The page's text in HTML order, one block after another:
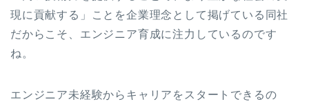
現に貢献する」ことを企業理念として掲げている同社
だからこそ、エンジニア育成に注力しているのです
ね。
エンジニア未経験からキャリアをスタートできるの